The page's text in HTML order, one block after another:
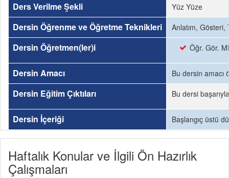
Ders Verilme Şekli Yüz Yüze
Dersin Öğrenme ve Öğretme Teknikleri Anlatım, Gösteri,
Dersin Öğretmen(ler)i Öğr. Gör.
Dersin Amacı Bu dersin amacı
Dersin Eğitim Çıktıları Bu dersi
Dersin İçeriği Başlangıç üstü
Haftalık Konular ve İlgili Ön Hazırlık
Çalışmaları